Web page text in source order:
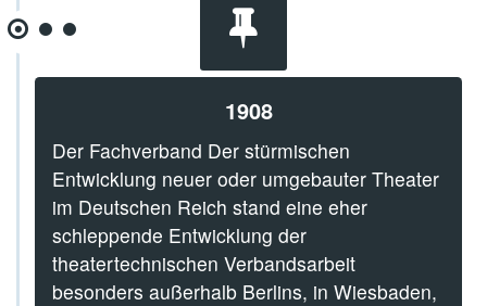
1908
Der Fachverband Der stürmischen
Entwicklung neuer oder umgebauter Theater
im Deutschen Reich stand eine eher
schleppende Entwicklung der
theatertechnischen Verbandsarbeit
besonders außerhalb Berlins, in Wiesbaden,